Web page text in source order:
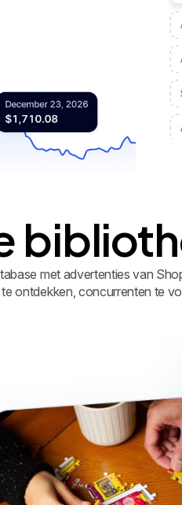
met advertenties van
ontdekken, concurrenten te